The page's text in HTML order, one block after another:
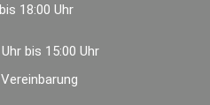
18:00 Uhr
bis 15:00 Uhr